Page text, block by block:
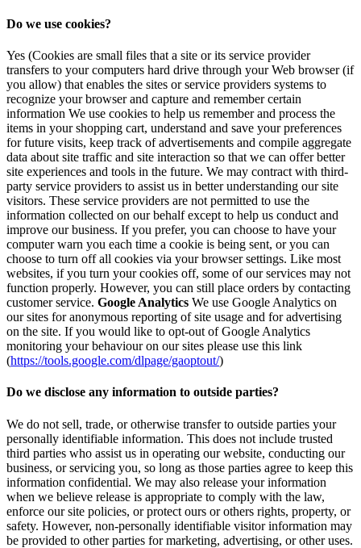
Do we use cookies?
Yes (Cookies are small files that a site or its service provider
transfers to your computers hard drive through your Web browser (if
you allow) that enables the sites or service providers systems to
recognize your browser and capture and remember certain
information We use cookies to help us remember and process the
items in your shopping cart, understand and save your preferences
for future visits, keep track of advertisements and compile aggregate
data about site traffic and site interaction so that we can offer better
site experiences and tools in the future. We may contract with third-
party service providers to assist us in better understanding our site
visitors. These service providers are not permitted to use the
information collected on our behalf except to help us conduct and
improve our business. If you prefer, you can choose to have your
computer warn you each time a cookie is being sent, or you can
choose to turn off all cookies via your browser settings. Like most
websites, if you turn your cookies off, some of our services may not
function properly. However, you can still place orders by contacting
customer service. Google Analytics We use Google Analytics on
our sites for anonymous reporting of site usage and for advertising
on the site. If you would like to opt-out of Google Analytics
monitoring your behaviour on our sites please use this link
(https://tools.google.com/dlpage/gaoptout/)
Do we disclose any information to outside parties?
We do not sell, trade, or otherwise transfer to outside parties your
personally identifiable information. This does not include trusted
third parties who assist us in operating our website, conducting our
business, or servicing you, so long as those parties agree to keep this
information confidential. We may also release your information
when we believe release is appropriate to comply with the law,
enforce our site policies, or protect ours or others rights, property, or
safety. However, non-personally identifiable visitor information may
be provided to other parties for marketing, advertising, or other uses.